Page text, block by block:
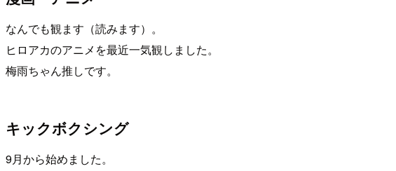
なんでも観ます（読みます）。
ヒロアカのアニメを最近一気観しました。
梅雨ちゃん推しです。
キックボクシング
9月から始めました。